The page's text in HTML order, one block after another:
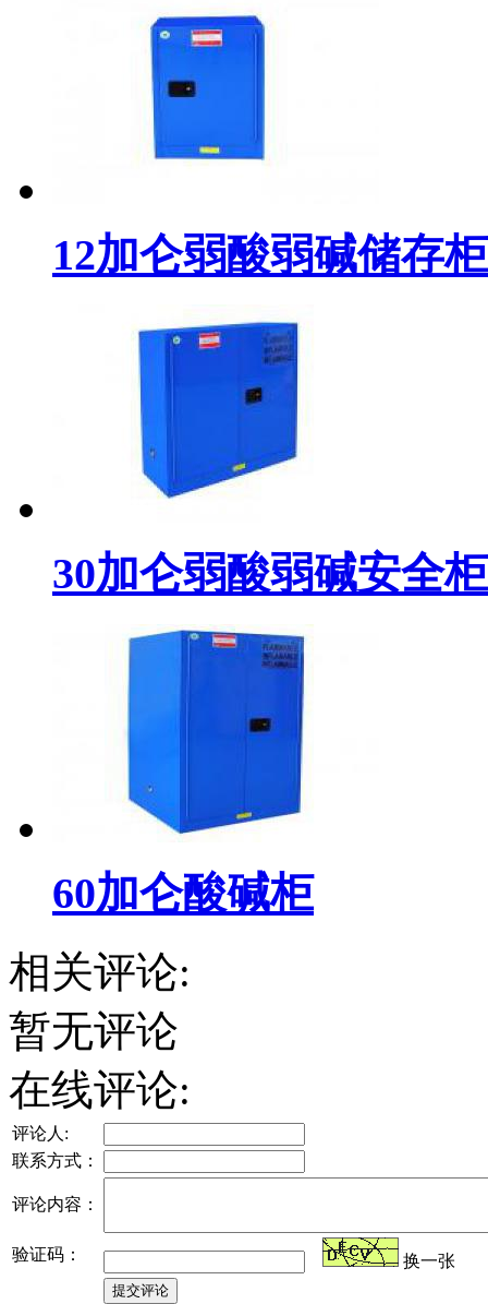
12加仑弱酸弱碱储存柜
30加仑弱酸弱碱安全柜
60加仑酸碱柜
相关评论:
暂无评论
在线评论:
评论人:
联系方式：
评论内容：
验证码： 换一张